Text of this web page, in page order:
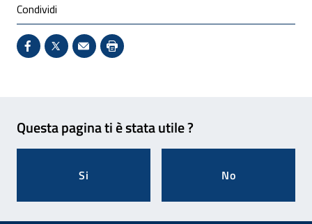
Condividi
Condividi su Facebook - Sito esterno - Apertura in
X - Sito esterno - Apertura in nuova finestra
Invio Mail: apre il programma di posta
Stampa pagina: scelta meno
Questa pagina ti è stata utile ?
Si No